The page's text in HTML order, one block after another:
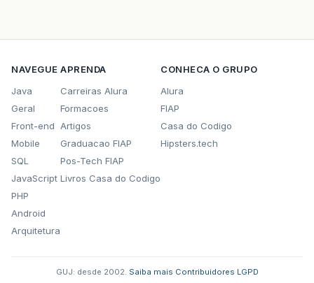
NAVEGUE
Java
Geral
Front-end
Mobile
SQL
JavaScript
PHP
Android
Arquitetura
APRENDA
Carreiras Alura
Formacoes
Artigos
Graduacao FIAP
Pos-Tech FIAP
Livros Casa do Codigo
CONHECA O GRUPO
Alura
FIAP
Casa do Codigo
Hipsters.tech
GUJ: desde 2002. Saiba mais Contribuidores LGPD